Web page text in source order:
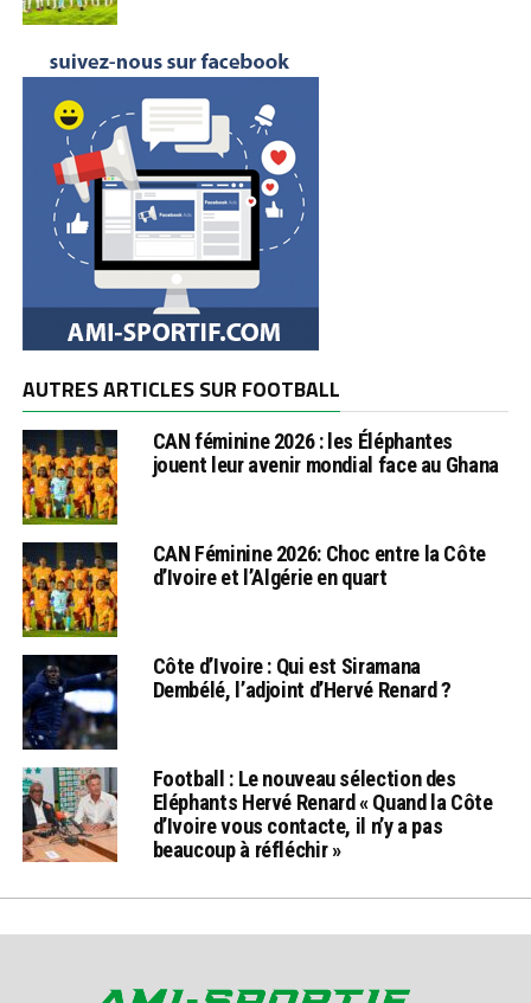
AUTRES ARTICLES SUR FOOTBALL
CAN féminine 2026 : les Éléphantes
jouent leur avenir mondial face au Ghana
CAN Féminine 2026: Choc entre la Côte
d’Ivoire et l’Algérie en quart
Côte d’Ivoire : Qui est Siramana
Dembélé, l’adjoint d’Hervé Renard ?
Football : Le nouveau sélection des
Eléphants Hervé Renard « Quand la Côte
d’Ivoire vous contacte, il n’y a pas
beaucoup à réfléchir »